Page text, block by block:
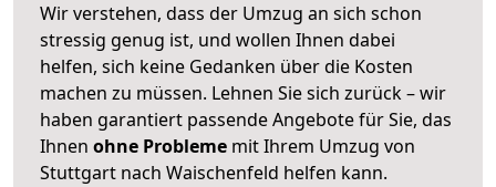
Wir verstehen, dass der Umzug an sich schon
stressig genug ist, und wollen Ihnen dabei
helfen, sich keine Gedanken über die Kosten
machen zu müssen. Lehnen Sie sich zurück – wir
haben garantiert passende Angebote für Sie, das
Ihnen ohne Probleme mit Ihrem Umzug von
Stuttgart nach Waischenfeld helfen kann.